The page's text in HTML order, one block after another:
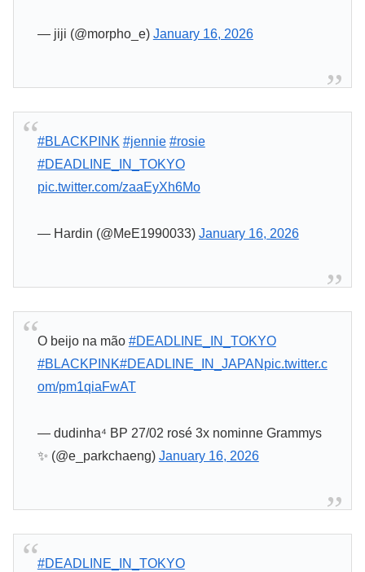
— jiji (@morpho_e) January 16, 2026
#BLACKPINK #jennie #rosie
#DEADLINE_IN_TOKYO
pic.twitter.com/zaaEyXh6Mo
— Hardin (@MeE1990033) January 16, 2026
O beijo na mão #DEADLINE_IN_TOKYO
#BLACKPINK#DEADLINE_IN_JAPAN pic.twitter.c
om/pm1qiaFwAT
— dudinha⁴ BP 27/02 rosé 3x nominne Grammys
✨ (@e_parkchaeng) January 16, 2026
#DEADLINE_IN_TOKYO